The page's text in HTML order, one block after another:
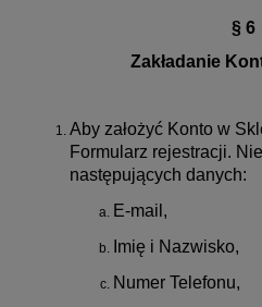
§ 6
Zakładanie
Aby założyć Konto w
Formularz rejestracji.
następujących danych:
E-mail,
Imię i Nazwisko,
Numer Telefonu,